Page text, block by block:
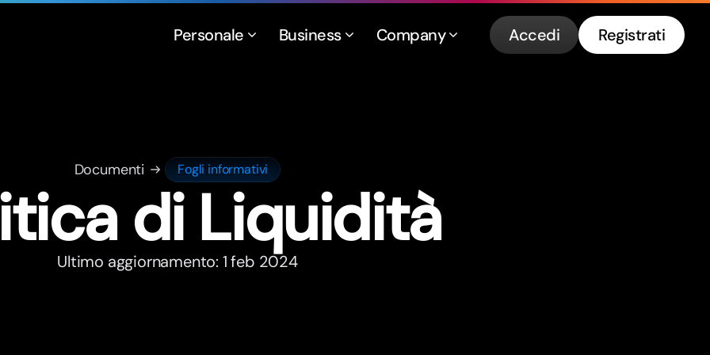
Personale Business Company Accedi Registrati
Documenti Fogli informativi
di Liquidità
Ultimo aggiornamento: 1 feb 2024